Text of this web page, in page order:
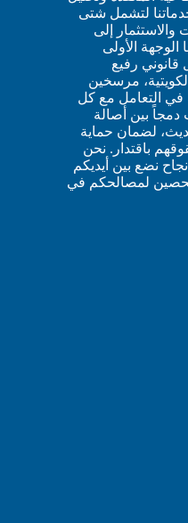
لتشمل شتى
والاستثمار إلى
الوجهة الأولى
قانوني رفيع
مرسخين
في التعامل مع كل
دمجاً بين أصالة
لضمان حماية
باقتدار. نحن
نضع بين أيديكم
الحصين لمصالحكم في